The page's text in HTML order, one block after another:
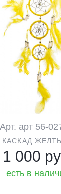
Арт. арт 56-
1 000
есть в